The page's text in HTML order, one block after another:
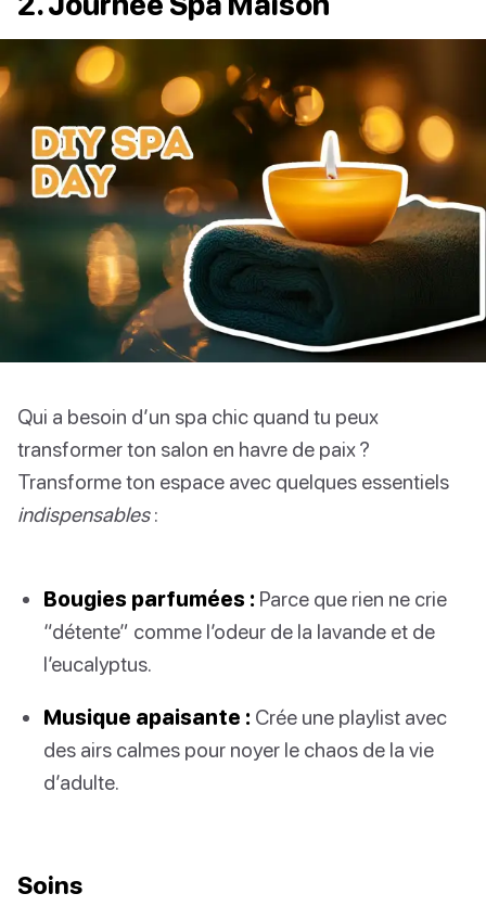
Qui a besoin d’un spa chic quand tu peux
transformer ton salon en havre de paix ?
Transforme ton espace avec quelques essentiels
indispensables:
Bougies parfumées : Parce que rien ne crie
“détente” comme l’odeur de la lavande et de
l’eucalyptus.
Musique apaisante : Crée une playlist avec
des airs calmes pour noyer le chaos de la vie
d’adulte.
Soins